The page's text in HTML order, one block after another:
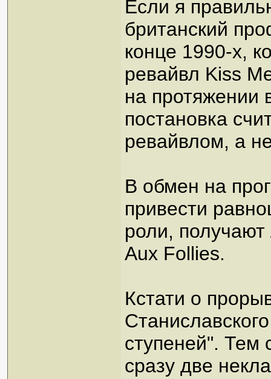
Если я
британский
конце 1990-х,
ревайвл Kiss
на протяжении
постановка
ревайвлом, а
В обмен на
привести
роли,
Aux Follies.
Кстати о
ступеней".
сразу две